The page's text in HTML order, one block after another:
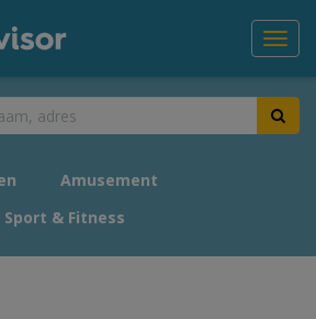
Amusement
Sport & Fitness